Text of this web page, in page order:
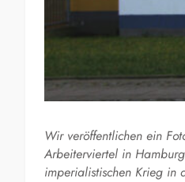
Wir veröffentlichen ein
Arbeiterviertel in
imperialistischen Krieg in